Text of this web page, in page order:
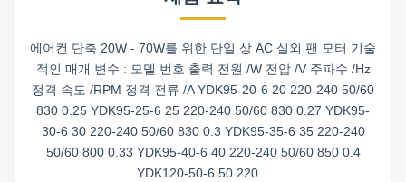
에어컨 단축 20W - 70W를 위한 단일 상 AC 실외 팬 모터 기술
적인 매개 변수 : 모델 번호 출력 전원 /W 전압 /V 주파수 /Hz
정격 속도 /RPM 정격 전류 /A YDK95-20-6 20 220-240 50/60
830 0.25 YDK95-25-6 25 220-240 50/60 830 0.27 YDK95-
30-6 30 220-240 50/60 830 0.3 YDK95-35-6 35 220-240
50/60 800 0.33 YDK95-40-6 40 220-240 50/60 850 0.4
YDK120-50-6 50 220...